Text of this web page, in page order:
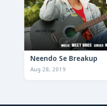
Neendo Se Breakup
Aug 28, 2019